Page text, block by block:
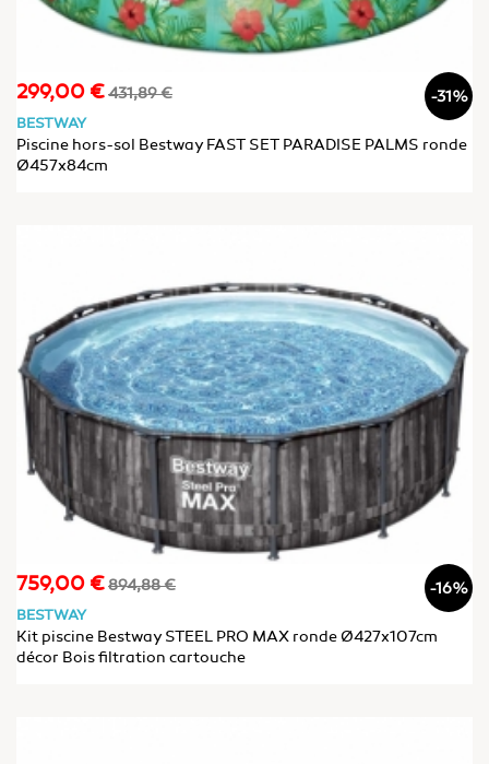
Prix
299,00 €Prix
431,89 € -31%
BESTWAY
Piscine hors-sol Bestway FAST SET PARADISE PALMS ronde
Ø457x84cm
Prix
759,00 €Prix
894,88 € -16%
BESTWAY
Kit piscine Bestway STEEL PRO MAX ronde Ø427x107cm
décor Bois filtration cartouche